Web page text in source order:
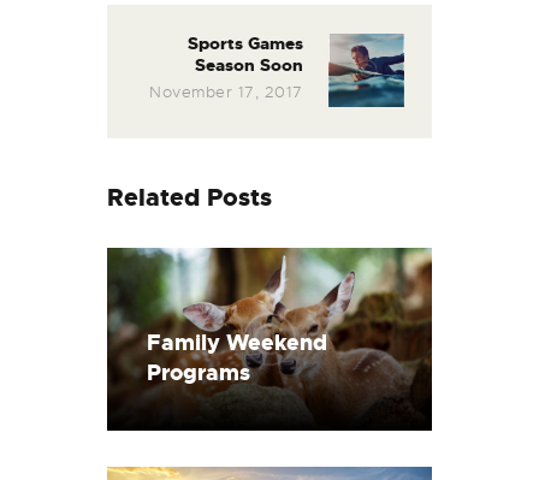
Sports Games
Season Soon
November 17, 2017
Related Posts
Family Weekend
Programs